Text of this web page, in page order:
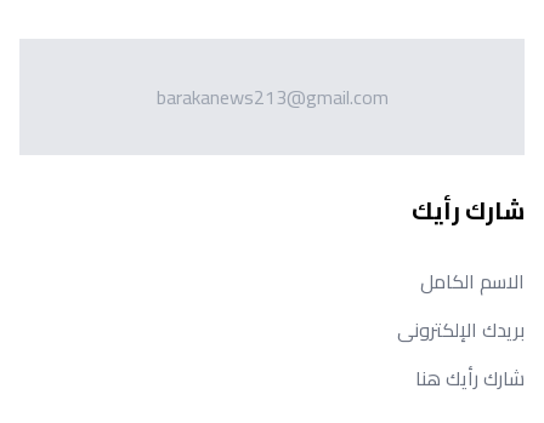
barakanews213@gmail.com
شارك رأيك